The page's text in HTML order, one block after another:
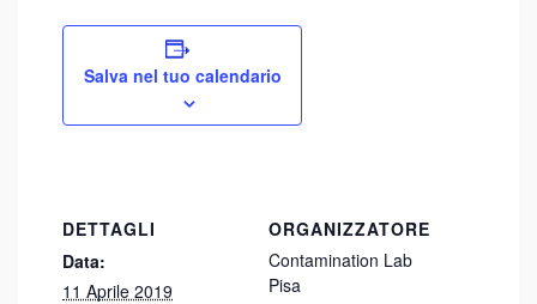
Salva nel tuo calendario
DETTAGLI
Data:
11 Aprile 2019
ORGANIZZATORE
Contamination Lab
Pisa